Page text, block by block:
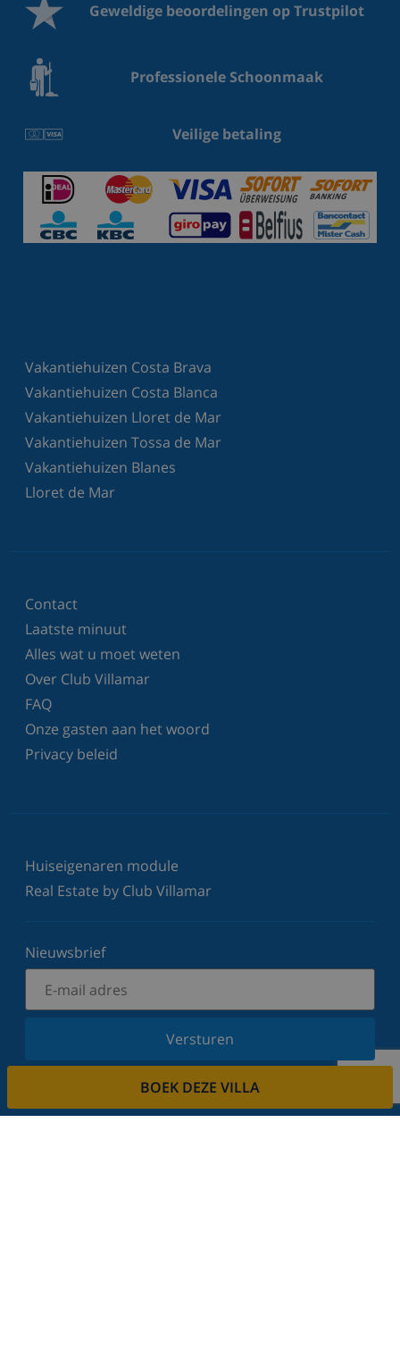
BOEK DEZE VILLA
Geweldige beoordelingen op Trustpilot
Professionele Schoonmaak
Veilige betaling
Vakantiehuizen Costa Brava
Vakantiehuizen Costa Blanca
Vakantiehuizen Lloret de Mar
Vakantiehuizen Tossa de Mar
Vakantiehuizen Blanes
Lloret de Mar
Contact
Laatste minuut
Alles wat u moet weten
Over Club Villamar
FAQ
Onze gasten aan het woord
Privacy beleid
Huiseigenaren module
Real Estate by Club Villamar
Nieuwsbrief
Versturen
Schrijf u in voor onze nieuwsbrief en blijf op de
Wij respecteren uw privacy.